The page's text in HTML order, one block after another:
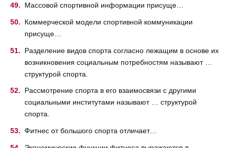
Массовой спортивной информации присуще…
Коммерческой модели спортивной коммуникации
присуще…
Разделение видов спорта согласно лежащим в основе их
возникновения социальным потребностям называют …
структурой спорта.
Рассмотрение спорта в его взаимосвязи с другими
социальными институтами называют … структурой
спорта.
Фитнес от большого спорта отличает…